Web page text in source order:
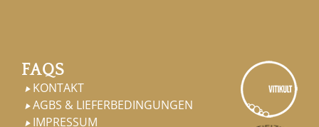
FAQS
 KONTAKT
 AGBS & LIEFERBEDINGUNGEN
 IMPRESSUM